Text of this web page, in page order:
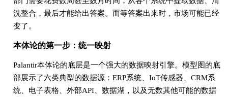
洗整合，最后才能给出答案。而等答案出来时，市场可能已经
变了。
本体论的第一步：统一映射
Palantir本体论的底层是一个强大的数据映射引擎。模型图的底
部展示了六类典型的数据源：ERP系统、IoT传感器、CRM系
统、电子表格、外部API、数据湖，以及无数其他可能的数据